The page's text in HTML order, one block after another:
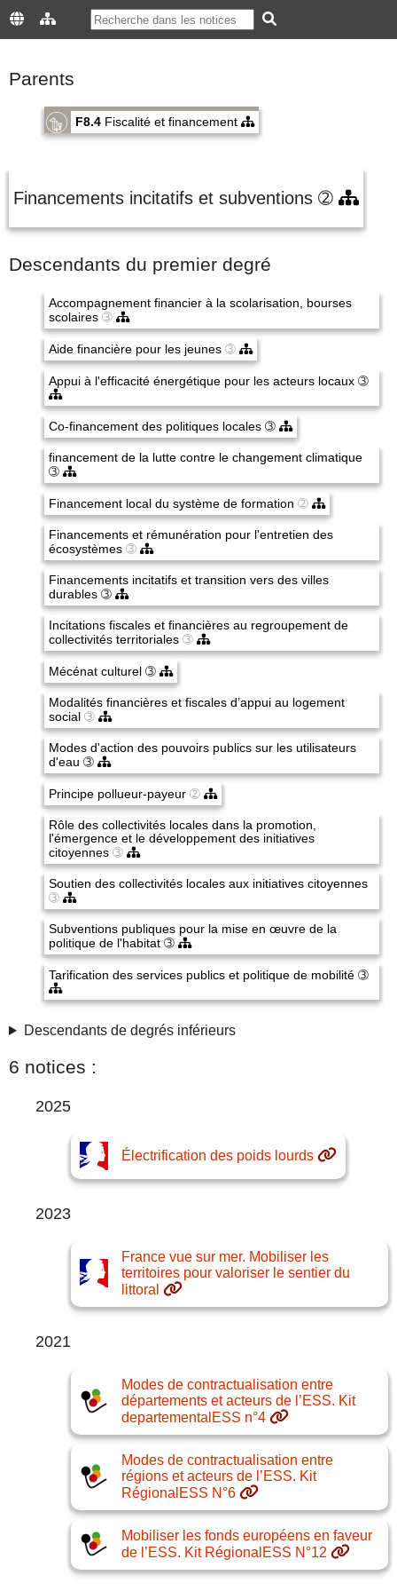
Parents
F8.4 Fiscalité et financement
Financements incitatifs et subventions ➁
Descendants du premier degré
Accompagnement financier à la scolarisation, bourses
scolaires ➂
Aide financière pour les jeunes ➂
Appui à l'efficacité énergétique pour les acteurs locaux ➂
Co-financement des politiques locales ➂
financement de la lutte contre le changement climatique
➂
Financement local du système de formation ➁
Financements et rémunération pour l'entretien des
écosystèmes ➂
Financements incitatifs et transition vers des villes
durables ➂
Incitations fiscales et financières au regroupement de
collectivités territoriales ➂
Mécénat culturel ➂
Modalités financières et fiscales d’appui au logement
social ➂
Modes d'action des pouvoirs publics sur les utilisateurs
d'eau ➂
Principe pollueur-payeur ➁
Rôle des collectivités locales dans la promotion,
l'émergence et le développement des initiatives
citoyennes ➂
Soutien des collectivités locales aux initiatives citoyennes
➂
Subventions publiques pour la mise en œuvre de la
politique de l'habitat ➂
Tarification des services publics et politique de mobilité ➂
Descendants de degrés inférieurs
6 notices :
2025
Électrification des poids lourds
2023
France vue sur mer. Mobiliser les
territoires pour valoriser le sentier du
littoral
2021
Modes de contractualisation entre
départements et acteurs de l’ESS. Kit
departementalESS n°4
Modes de contractualisation entre
régions et acteurs de l’ESS. Kit
RégionalESS N°6
Mobiliser les fonds européens en faveur
de l’ESS. Kit RégionalESS N°12